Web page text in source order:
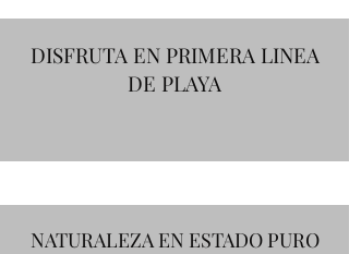
DISFRUTA EN PRIMERA LINEA
DE PLAYA
NATURALEZA EN ESTADO PURO